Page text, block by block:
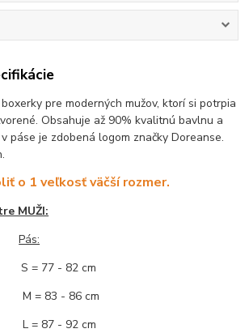
pre moderných mužov, ktorí si potrpia
Obsahuje až 90% kvalitnú bavlnu a
páse je zdobená logom značky Doreanse.
o 1 veľkosť väčší rozmer.
MUŽI:
Pás:
= 77 - 82 cm
= 83 - 86 cm
= 87 - 92 cm